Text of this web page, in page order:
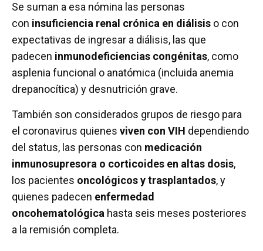
Se suman a esa nómina las personas
con insuficiencia renal crónica en diálisis o con
expectativas de ingresar a diálisis, las que
padecen inmunodeficiencias congénitas, como
asplenia funcional o anatómica (incluida anemia
drepanocítica) y desnutrición grave.
También son considerados grupos de riesgo para
el coronavirus quienes viven con VIH dependiendo
del status, las personas con medicación
inmunosupresora o corticoides en altas dosis,
los pacientes oncológicos y trasplantados, y
quienes padecen enfermedad
oncohematológica hasta seis meses posteriores
a la remisión completa.